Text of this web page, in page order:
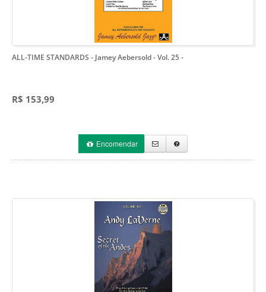
ALL-TIME STANDARDS - Jamey Aebersold - Vol. 25-
R$ 153,99
Encomendar